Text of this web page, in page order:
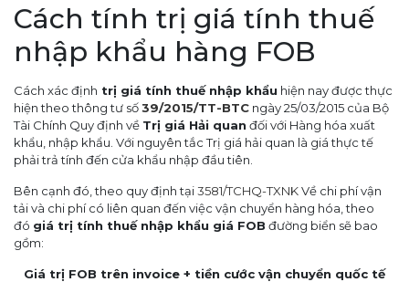
Cách tính trị giá tính thuế
nhập khẩu hàng FOB
Cách xác định trị giá tính thuế nhập khẩu hiện nay được thực
hiện theo thông tư số39/2015/TT-BTC ngày 25/03/2015 của Bộ
Tài Chính Quy định về Trị giá Hải quan đối với Hàng hóa xuất
khẩu, nhập khẩu. Với nguyên tắc Trị giá hải quan là giá thực tế
phải trả tính đến cửa khẩu nhập đầu tiên.
Bên cạnh đó, theo quy định tại3581/TCHQ-TXNKVề chi phí vận
tải và chi phí có liên quan đến việc vận chuyển hàng hóa, theo
đó giá trị tính thuế nhập khẩu giá FOB đường biển sẽ bao
gồm:
Giá trị FOB trên invoice + tiền cước vận chuyển quốc tế